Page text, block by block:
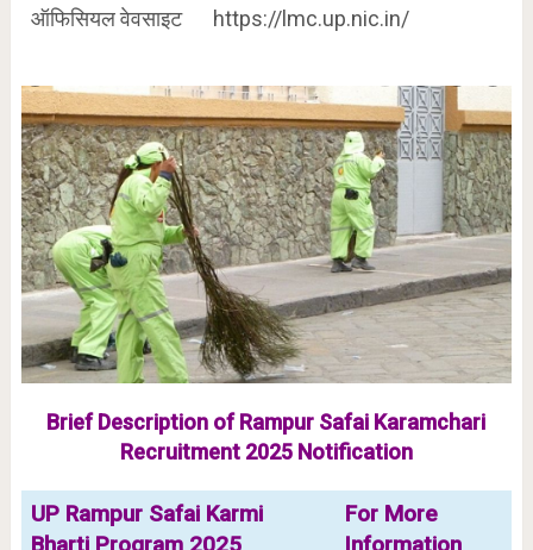
ऑफिसियल वेवसाइट
https://lmc.up.nic.in/
Brief Description of Rampur Safai Karamchari
Recruitment 2025 Notification
UP Rampur Safai Karmi
For More